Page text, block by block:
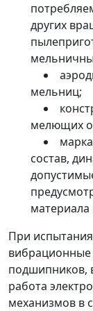
других
мельниц;
мелющих
состав,
При
вибрационные
подшипников,
работа
механизмов в